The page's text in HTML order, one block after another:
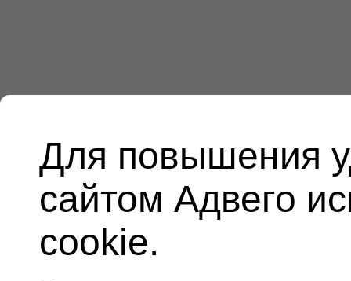
Для повышения
сайтом Адвего
cookie.